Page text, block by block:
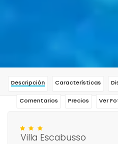
Descripción Características
Comentarios Precios Ver
Villa Escabusso